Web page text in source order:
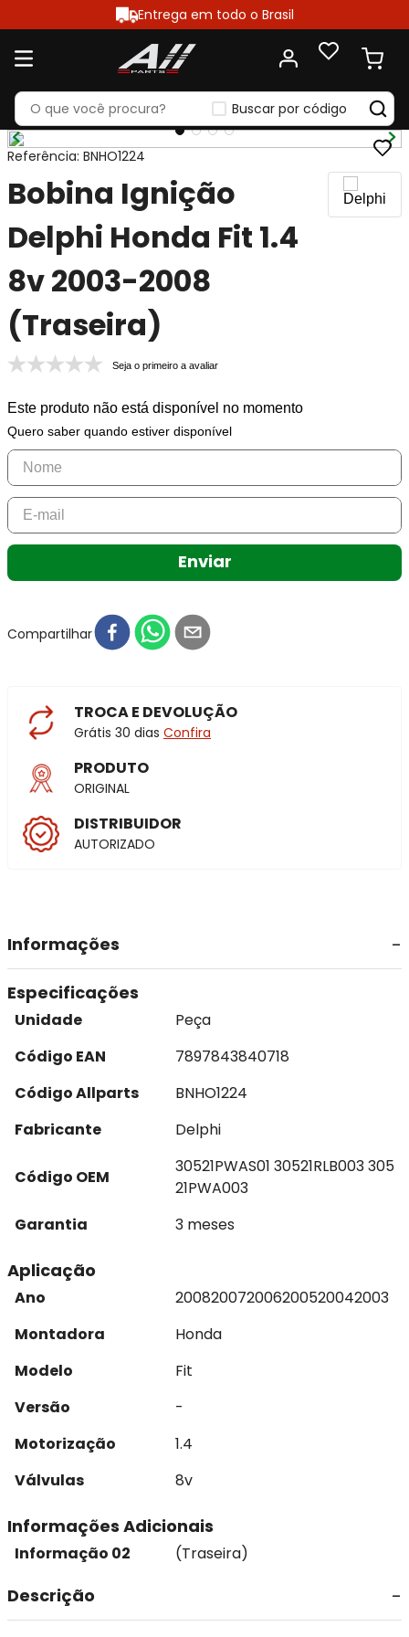
Entrega em todo o Brasil
Buscar por código
Referência: BNHO1224
Bobina Ignição
Delphi Honda Fit 1.4
8v 2003-2008
(Traseira)
Seja o primeiro a avaliar
Este produto não está disponível no momento
Quero saber quando estiver disponível
Enviar
Compartilhar
TROCA E DEVOLUÇÃO
Grátis 30 dias Confira
PRODUTO
ORIGINAL
DISTRIBUIDOR
AUTORIZADO
Informações
Especificações
Unidade
Peça
Código EAN
7897843840718
Código Allparts
BNHO1224
Fabricante
Delphi
Código OEM
30521PWAS01 30521RLB003 305
21PWA003
Garantia
3 meses
Aplicação
Ano 200820072006200520042003
Montadora
Honda
Modelo
Fit
Versão
-
Motorização
1.4
Válvulas
8v
Informações Adicionais
Informação 02 (Traseira)
Descrição